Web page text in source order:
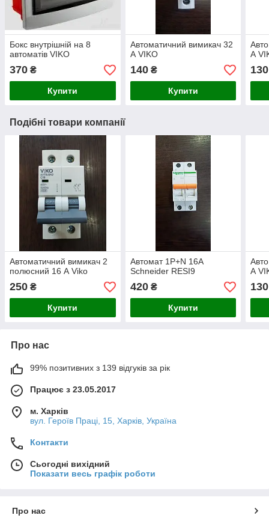
Бокс внутрішній на 8
автоматів VIKO
370 ₴
Купити
Автоматичний вимикач 32
А VIKO
140₴
Купити
А
130
Подібні товари компанії
Автоматичний вимикач 2
полюсний 16 А Viko
250 ₴
Купити
Автомат 1Р+N 16А
Schneider RESI9
420₴
Купити
А
130
Про нас
99% позитивних з 139 відгуків за рік
Працює з 23.05.2017
м. Харків
вул. Героїв Праці, 15, Харків, Україна
Контакти
Сьогодні вихідний
Показати весь графік роботи
Про нас